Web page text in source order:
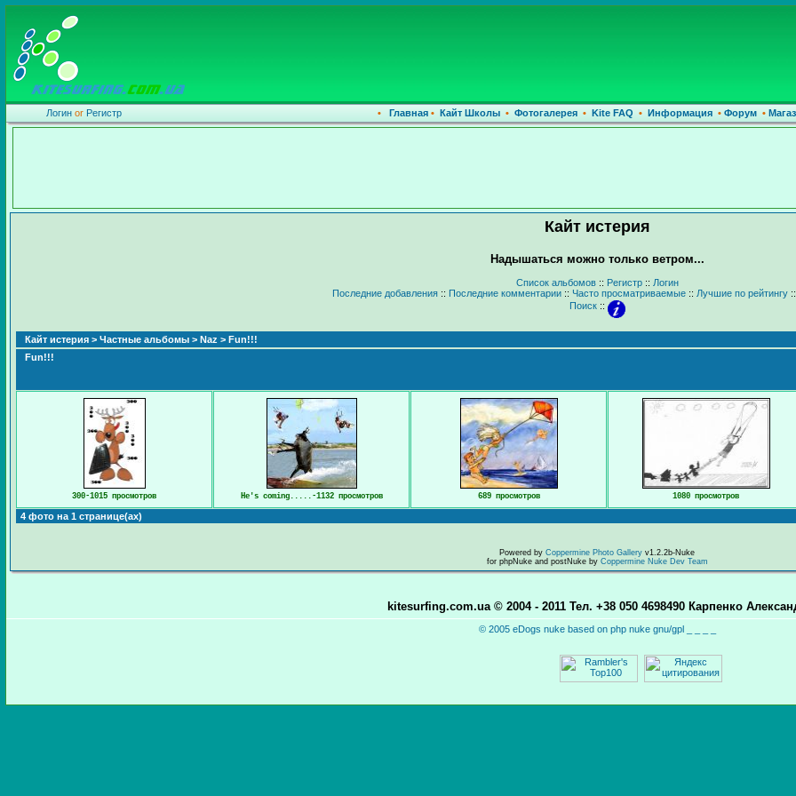
Логин or Регистр • Главная• Кайт Школы • Фотогалерея• Kite FAQ • Информация•Форум•
Кайт истерия
Надышаться можно только ветром...
Список альбомов:: Регистр:: Логин
Последние добавления:: Последние комментарии:: Часто просматриваемые:: Лучшие по рейтингу::
Поиск::
Кайт истерия > Частные альбомы > Naz > Fun!!!
Fun!!!
300-1015 просмотров He's coming.....-1132 просмотров 689 просмотров 1080 просмотров
4 фото на 1 странице(ах)
Powered by Coppermine Photo Gallery v1.2.2b-Nuke
for phpNuke and postNuke by Coppermine Nuke Dev Team
kitesurfing.com.ua © 2004 - 2011 Тел. +38 050 4698490 Карпенко
© 2005 eDogs nuke based on php nuke gnu/gpl _ _ _ _